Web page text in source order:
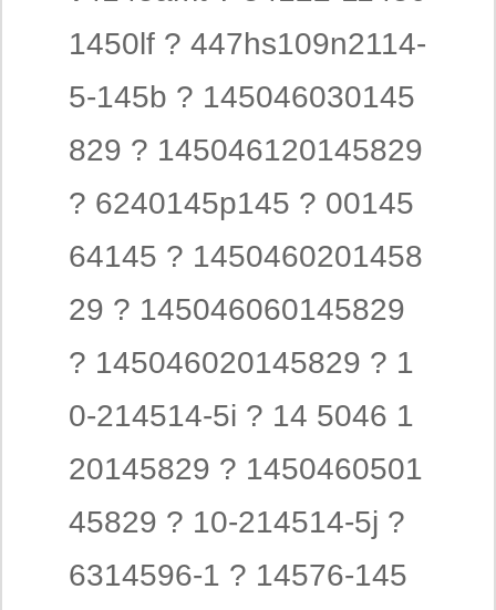
1450lf ? 447hs109n2114-
5-145b ? 145046030145
829 ? 145046120145829
? 6240145p145 ? 00145
64145 ? 1450460201458
29 ? 145046060145829
? 145046020145829 ? 1
0-214514-5i ? 14 5046 1
20145829 ? 1450460501
45829 ? 10-214514-5j ?
6314596-1 ? 14576-145